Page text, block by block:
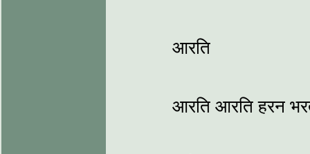
आरति
आरति आरति हरन